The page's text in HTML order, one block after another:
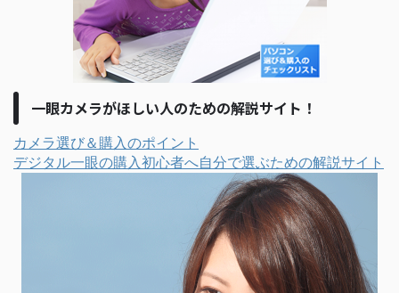
一眼カメラがほしい人のための解説サイト！
カメラ選び＆購入のポイント
デジタル一眼の購入初心者へ自分で選ぶための解説サイト